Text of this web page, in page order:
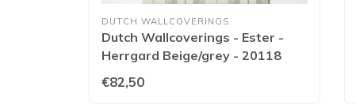
DUTCH WALLCOVERINGS
Dutch Wallcoverings - Ester -
Herrgard Beige/grey - 20118
€82,50